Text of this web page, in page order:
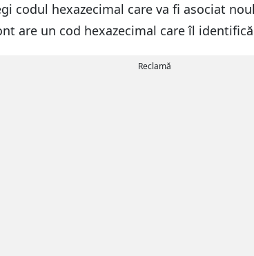
codul hexazecimal care va fi asociat
are un cod hexazecimal care îl
Reclamă